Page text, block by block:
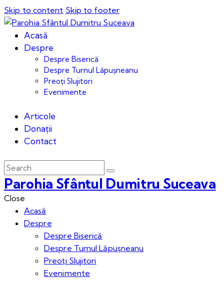
Skip to content Skip to footer
Acasă
Despre
Despre Biserică
Despre Turnul Lăpușneanu
Preoți Slujitori
Evenimente
Articole
Donații
Contact
Parohia Sfântul Dumitru Suceava
Close
Acasă
Despre
Despre Biserică
Despre Turnul Lăpușneanu
Preoți Slujitori
Evenimente